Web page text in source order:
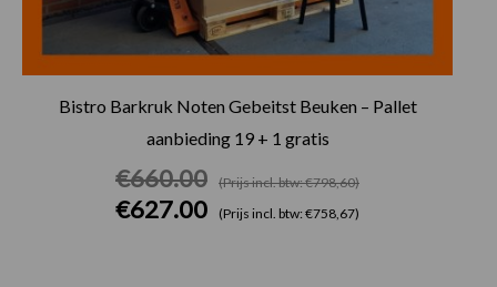
Bistro Barkruk Noten Gebeitst Beuken – Pallet
aanbieding 19 + 1 gratis
€660.00 (Prijs incl. btw: €798,60)
€627.00 (Prijs incl. btw: €758,67)